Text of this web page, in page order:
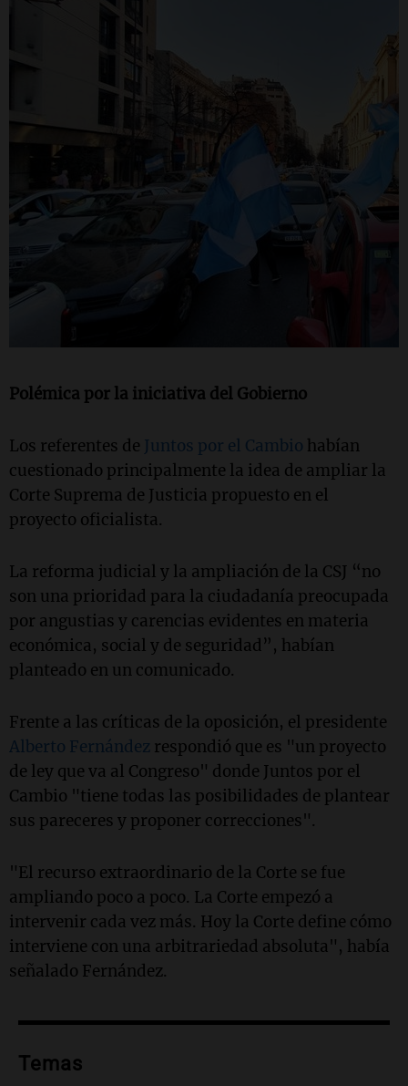
Polémica por la iniciativa del Gobierno
Los referentes de Juntos por el Cambio habían
cuestionado principalmente la idea de ampliar la
Corte Suprema de Justicia propuesto en el
proyecto oficialista.
La reforma judicial y la ampliación de la CSJ “no
son una prioridad para la ciudadanía preocupada
por angustias y carencias evidentes en materia
económica, social y de seguridad”, habían
planteado en un comunicado.
Frente a las críticas de la oposición, el presidente
Alberto Fernández respondió que es "un proyecto
de ley que va al Congreso" donde Juntos por el
Cambio "tiene todas las posibilidades de plantear
sus pareceres y proponer correcciones".
"El recurso extraordinario de la Corte se fue
ampliando poco a poco. La Corte empezó a
intervenir cada vez más. Hoy la Corte define cómo
interviene con una arbitrariedad absoluta", había
señalado Fernández.
Temas